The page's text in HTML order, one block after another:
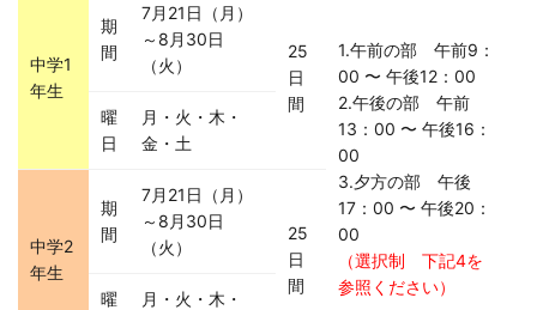
中学1
年生
期
間
7月21日（月）
～8月30日
（火）
25
日
間
1.午前の部 午前9：
00 〜 午後12：00
2.午後の部 午前
13：00 〜 午後16：
00
3.夕方の部 午後
17：00 〜 午後20：
00
（選択制 下記4を
参照ください）
曜
日
月・火・木・
金・土
中学2
年生
期
間
7月21日（月）
～8月30日
（火）
25
日
間
曜
月・火・木・